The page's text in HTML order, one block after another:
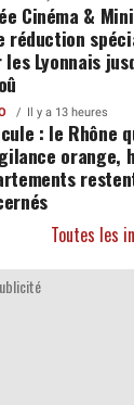
Cinéma &
réduction
Lyonnais
Il y a 13 heures
: le Rhône
orange,
Toutes les